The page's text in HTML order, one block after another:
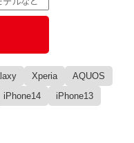
Xperia
AQUOS
iPhone14
iPhone13